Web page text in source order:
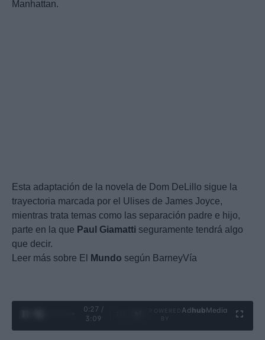
Manhattan.
Esta adaptación de la novela de Dom DeLillo sigue la
trayectoria marcada por el Ulises de James Joyce,
mientras trata temas como las separación padre e hijo,
parte en la que Paul Giamatti seguramente tendrá algo
que decir.
Leer más sobre El
Mundo según BarneyVía
0:28 /
3:09
Ad hubMedia